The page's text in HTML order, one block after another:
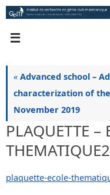
Passer
au
« Advanced school –
characterization of
November 2019
PLAQUETTE –
plaquette-ecole-